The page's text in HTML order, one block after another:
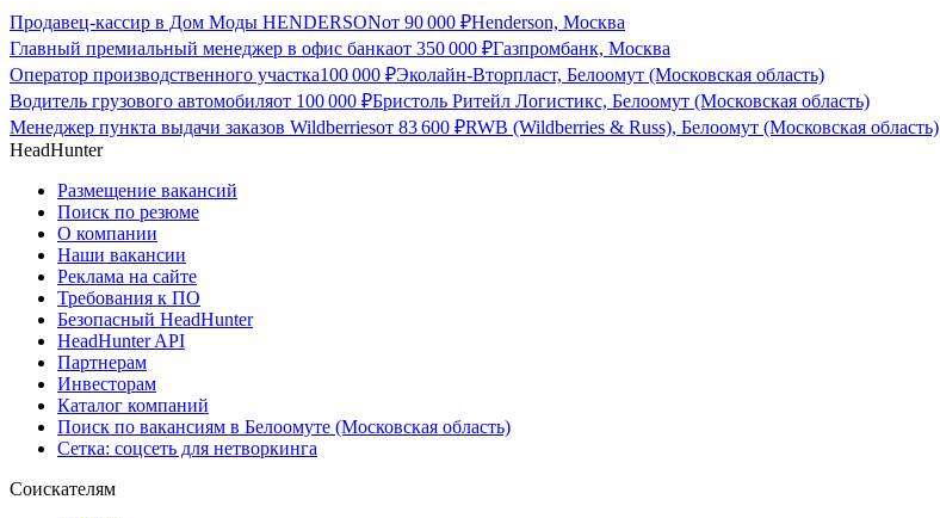
Продавец-кассир в Дом Моды HENDERSONот 90 000 ₽Henderson, Москва
Главный премиальный менеджер в офис банкаот 350 000 ₽Газпромбанк, Москва
Оператор производственного участка100 000 ₽Эколайн-Вторпласт, Белоомут (Московская область)
Водитель грузового автомобиляот 100 000 ₽Бристоль Ритейл Логистикс, Белоомут (Московская область)
Менеджер пункта выдачи заказов Wildberriesот 83 600 ₽RWB (Wildberries & Russ), Белоомут (Московская область)
HeadHunter
Размещение вакансий
Поиск по резюме
О компании
Наши вакансии
Реклама на сайте
Требования к ПО
Безопасный HeadHunter
HeadHunter API
Партнерам
Инвесторам
Каталог компаний
Поиск по вакансиям в Белоомуте (Московская область)
Сетка: соцсеть для нетворкинга
Соискателям